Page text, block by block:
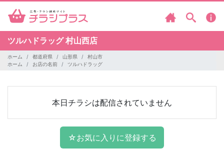
ツルハドラッグ村山西店
ホーム 都道府県 山形県
村山市
ホーム
お店の名前 ツルハドラッグ
本日チラシは配信されていません